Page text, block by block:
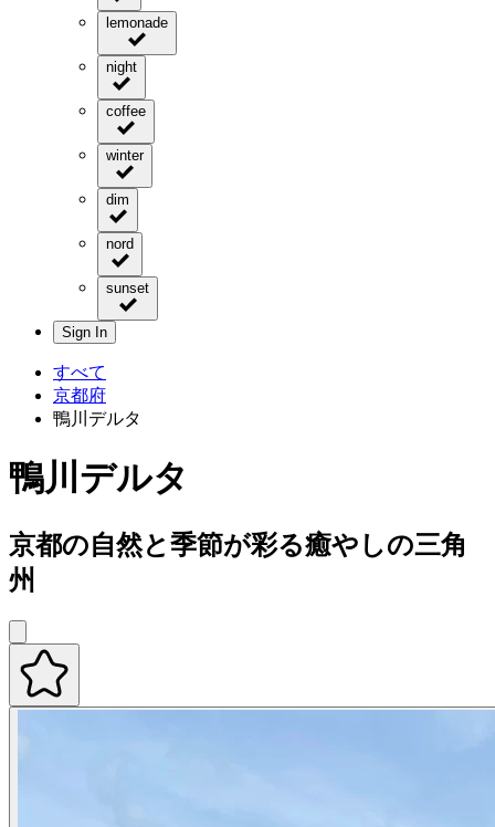
lemonade
night
coffee
winter
dim
nord
sunset
Sign In
すべて
京都府
鴨川デルタ
鴨川デルタ
京都の自然と季節が彩る癒やしの三角
州